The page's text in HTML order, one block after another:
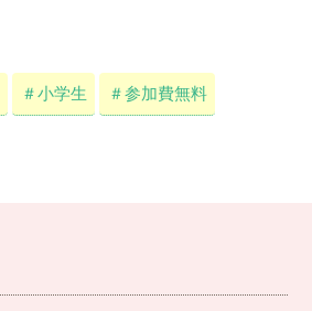
＃小学生 ＃参加費無料